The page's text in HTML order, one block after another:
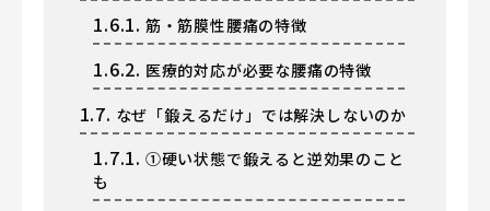
1.6.1. 筋・筋膜性腰痛の特徴
1.6.2. 医療的対応が必要な腰痛の特徴
1.7. なぜ「鍛えるだけ」では解決しないのか
1.7.1. ①硬い状態で鍛えると逆効果のこと
も